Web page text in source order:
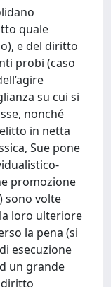
quale
e del diritto
probi (caso
su cui si
nonché
in netta
Sue pone
promozione
sono volte
loro ulteriore
la pena (si
esecuzione
un grande